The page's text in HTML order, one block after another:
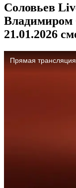
Соловьев
Владимиром
21.01.2026